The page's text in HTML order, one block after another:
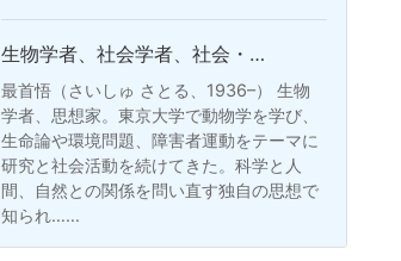
生物学者、社会学者、社会・…
最首悟（さいしゅ さとる、1936–） 生物
学者、思想家。東京大学で動物学を学び、
生命論や環境問題、障害者運動をテーマに
研究と社会活動を続けてきた。科学と人
間、自然との関係を問い直す独自の思想で
知られ……